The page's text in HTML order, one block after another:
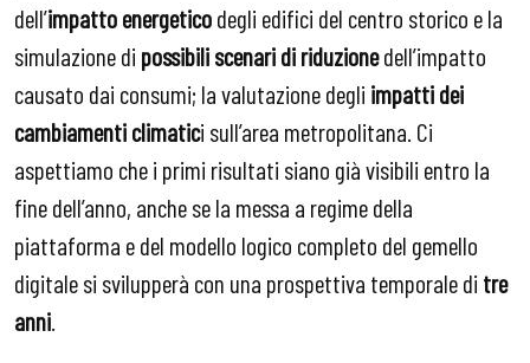
dell’impatto energeticodegli edifici del centro storico e la
simulazione di possibili scenari di riduzionedell’impatto
causato dai consumi; la valutazione degli impatti dei
cambiamenti climatici sull’area metropolitana. Ci
aspettiamo che i primi risultati siano già visibili entro la
fine dell’anno, anche se la messa a regime della
piattaforma e del modello logico completo del gemello
digitale si svilupperà con una prospettiva temporale di tre
anni